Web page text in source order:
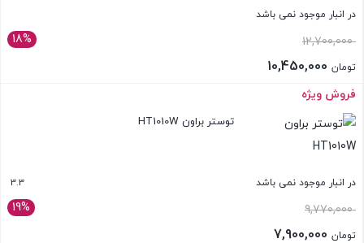
در انبار موجود نمی باشد
18% 12,700,000
قیمت
اصلی:
تومان
قیمت
فعلی:
تومان 10,450,000.
بستن
فروش ویژه
توستر براون HT1010W
در انبار موجود نمی باشد 3.3
19% 9,770,000
قیمت
اصلی:
تومان